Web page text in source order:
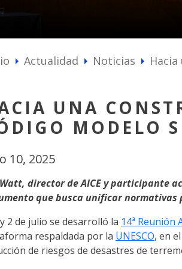
arrow_right Actualidad arrow_right Noticias arrow_right
UNA
MODELO
10, 2025
director de AICE y participante
que busca unificar
2 de julio se desarrolló la 14ª
respaldada por la UNESCO, en
de riesgos de desastres de